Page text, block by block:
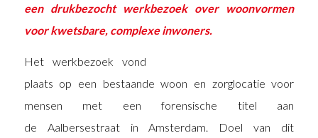
een drukbezocht werkbezoek over woonvormen
voor kwetsbare, complexe inwoners.
Het werkbezoek vond
plaats op een bestaande woon en zorglocatie voor
mensen met een forensische titel aan
de Aalbersestraat in Amsterdam. Doel van dit